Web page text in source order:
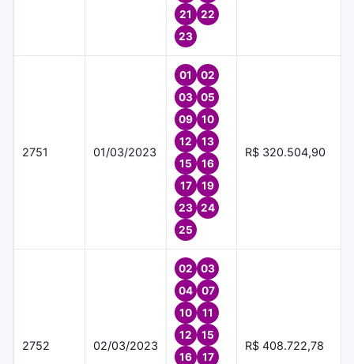
21
22
23
2751 01/03/2023
01
02
03
05
09
10
12
13
15
16
17
19
23
24
25
R$ 320.504,90
2752 02/03/2023
02
03
04
07
10
11
12
15
16
17
R$ 408.722,78